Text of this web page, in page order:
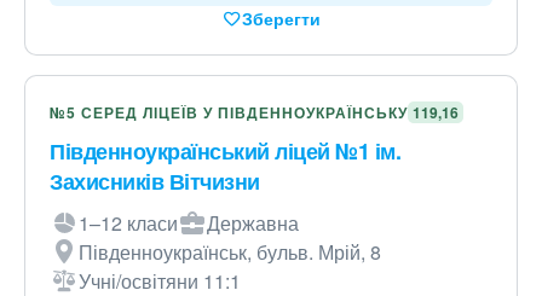
Зберегти
№5 СЕРЕД ЛІЦЕЇВ У ПІВДЕННОУКРАЇНСЬКУ 119,16
Південноукраїнський ліцей №1 ім.
Захисників Вітчизни
1–12 класи
Державна
Південноукраїнськ, бульв. Мрій, 8
Учні/освітяни 11:1